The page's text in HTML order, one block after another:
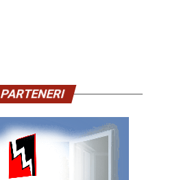
PARTENERI